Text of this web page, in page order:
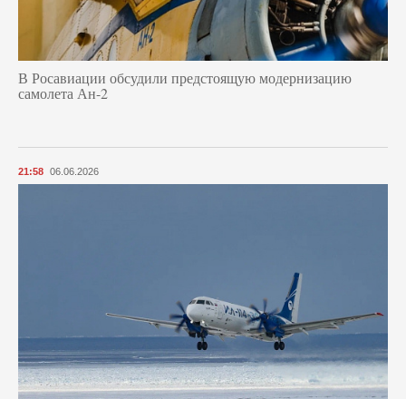
В Росавиации обсудили предстоящую модернизацию
самолета Ан-2
21:58 06.06.2026